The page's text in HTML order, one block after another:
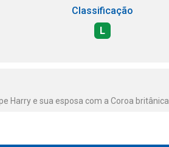
Classificação
L
Harry e sua esposa com a Coroa britânica.